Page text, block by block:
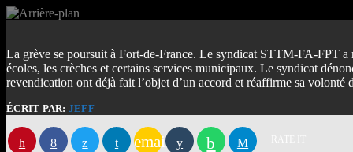
La grève se poursuit à Fort-de-France. Le syndicat STTM-FA-FPT a
écoles, les crèches et certains services municipaux. Le syndicat
revendication ont déjà fait l’objet d’un accord et réaffirme sa
ÉCRIT PAR: JEFF
email RATE IT